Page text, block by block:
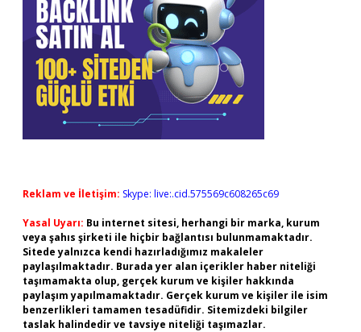
Reklam ve İletişim: Skype: live:.cid.575569c608265c69
Yasal Uyarı: Bu internet sitesi, herhangi bir marka, kurum
veya şahıs şirketi ile hiçbir bağlantısı bulunmamaktadır.
Sitede yalnızca kendi hazırladığımız makaleler
paylaşılmaktadır. Burada yer alan içerikler haber niteliği
taşımamakta olup, gerçek kurum ve kişiler hakkında
paylaşım yapılmamaktadır. Gerçek kurum ve kişiler ile isim
benzerlikleri tamamen tesadüfidir. Sitemizdeki bilgiler
taslak halindedir ve tavsiye niteliği taşımazlar.